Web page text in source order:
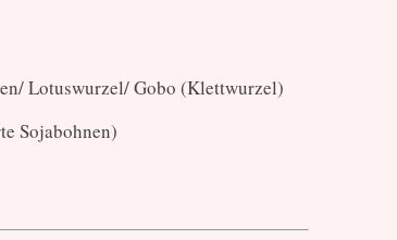
Lotuswurzel/ Gobo (Klettwurzel)
Sojabohnen)